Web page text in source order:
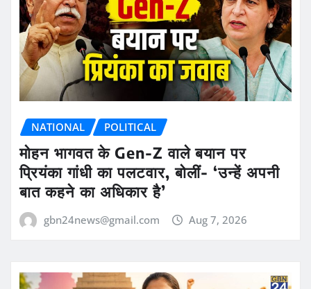
NATIONAL POLITICAL
मोहन भागवत के Gen-Z वाले बयान पर
प्रियंका गांधी का पलटवार, बोलीं- ‘उन्हें अपनी
बात कहने का अधिकार है’
gbn24news@gmail.com Aug 7, 2026